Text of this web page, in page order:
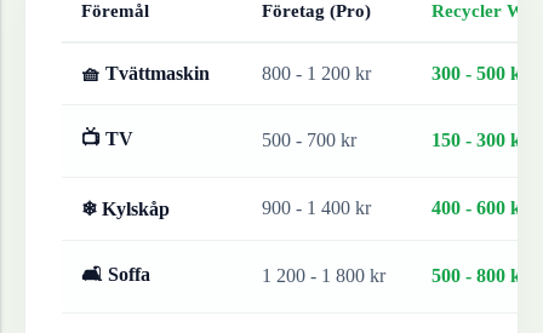
Föremål Företag (Pro) Recycler
🧺 Tvättmaskin 800 - 1 200 kr 300 - 500 kr
📺 TV 500 - 700 kr 150 - 300 kr
❄ Kylskåp 900 - 1 400 kr 400 - 600 kr
🛋 Soffa 1 200 - 1 800 kr 500 - 800 kr